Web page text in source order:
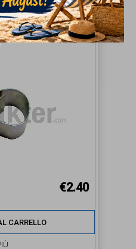
ORIGINAL
€2.40
CARRELLO